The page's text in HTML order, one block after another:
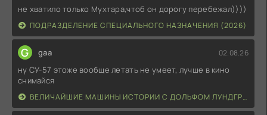
не хватило только Мухтара,чтоб он дорогу перебежал))))
ПОДРАЗДЕЛЕНИЕ СПЕЦИАЛЬНОГО НАЗНАЧЕНИЯ (2026)
G gaa 02.08.26
ну СУ-57 этоже вообще летать не умеет, лучше в кино
снимайся
ВЕЛИЧАЙШИЕ МАШИНЫ ИСТОРИИ С ДОЛЬФОМ ЛУНДГРЕНОМ (2026)